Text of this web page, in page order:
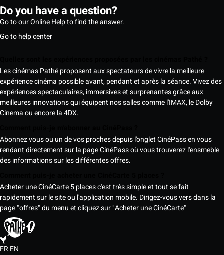
Do you have a question?
Go to our Online Help to find the answer.
Go to help center
Les cinémas Pathé proposent aux spectateurs de vivre la meilleure
expérience cinéma possible avant, pendant et après la séance. Vivez des
expériences spectaculaires, immersives et surprenantes grâce aux
meilleures innovations qui équipent nos salles comme l'IMAX, le Dolby
Cinema ou encore la 4DX.
Abonnez vous ou un de vos proches depuis l'onglet CinéPass en vous
rendant directement sur la page CinéPass où vous trouverez l'ensmeble
des informations sur les différentes offres.
Acheter une CinéCarte 5 places c'est très simple et tout se fait
rapidement sur le site ou l'application mobile. Dirigez-vous vers dans la
page "offres" du menu et cliquez sur "Acheter une CinéCarte"
FREN